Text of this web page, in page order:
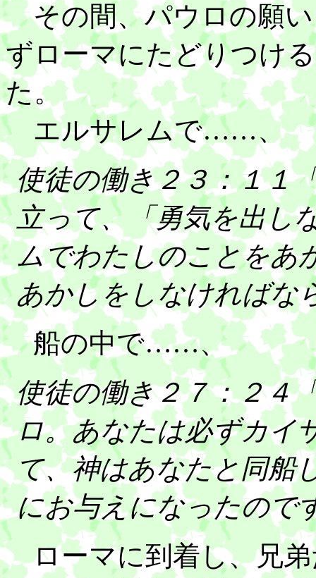
その間、パウロの願い
ずローマにたどりつけ
た。
エルサレムで……、
使徒の働き２３：１１
立って、「勇気を出し
ムでわたしのことをあ
あかしをしなければな
船の中で……、
使徒の働き２７：２４
ロ。あなたは必ずカイ
て、神はあなたと同船
にお与えになったので
ローマに到着し、兄弟